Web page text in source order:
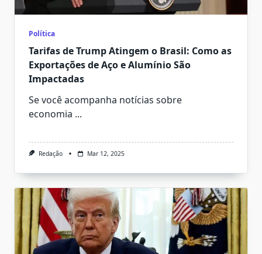
Política
Tarifas de Trump Atingem o Brasil: Como as
Exportações de Aço e Alumínio São
Impactadas
Se você acompanha notícias sobre
economia ...
Redação Mar 12, 2025